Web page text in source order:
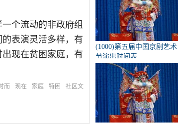
个流动的非政府组
表演灵活多样，有
现在贫困家庭，有
而 现在 家庭 特困
社区文
(1000)第五届中国京剧艺术
节演出时间表